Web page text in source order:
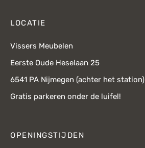
LOCATIE
Vissers Meubelen
Eerste Oude Heselaan 25
6541 PA Nijmegen (achter het station)
Gratis parkeren onder de luifel!
OPENINGSTIJDEN